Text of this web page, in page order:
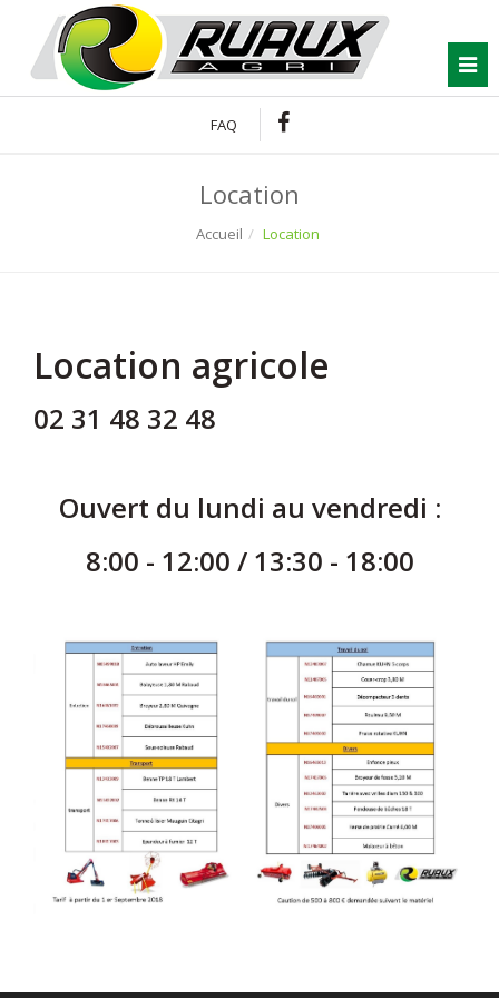
Connexion
FAQ
Location
Accueil Location
Location agricole
02 31 48 32 48
Ouvert du lundi au vendredi :
8:00 - 12:00 / 13:30 - 18:00